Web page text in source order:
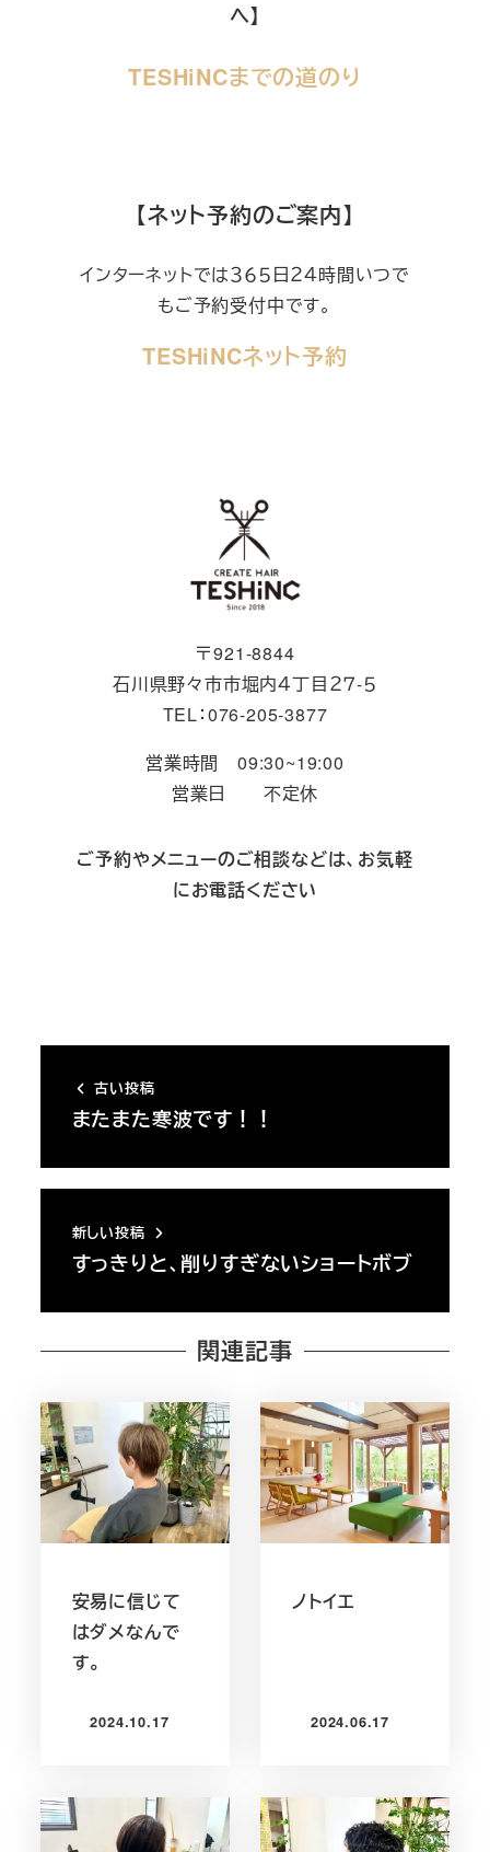
へ】
TESHiNCまでの道のり
【ネット予約のご案内】
インターネットでは３６５日２４時間いつで
もご予約受付中です。
TESHiNCネット予約
〒921-8844
石川県野々市市堀内４丁目２７-５
TEL：076-205-3877
営業時間 09:30~19:00
営業日 不定休
ご予約やメニューのご相談などは、お気軽
にお電話ください
古い投稿
またまた寒波です！！
新しい投稿
すっきりと、削りすぎないショートボブ
関連記事
安易に信じて
はダメなんで
す。
投稿日
2024.10.17
ノトイエ
投稿日
2024.06.17